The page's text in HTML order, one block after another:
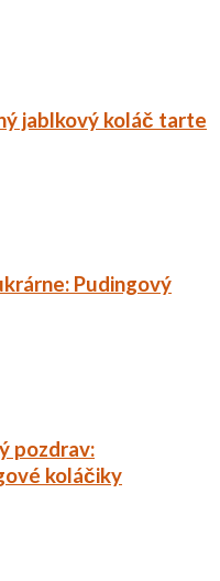
jablkový koláč tarte
Pudingový
pozdrav:
koláčiky